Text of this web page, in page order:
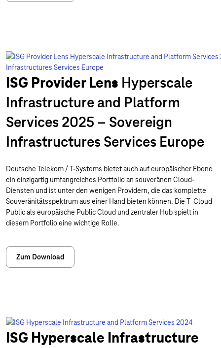
ISG Provider Lens Hyperscale
Infrastructure and Platform
Services 2025 – Sovereign
Infrastructures Services Europe
Deutsche Telekom / T-Systems bietet auch auf europäischer Ebene
ein einzigartig umfangreiches Portfolio an souveränen Cloud-
Diensten und ist unter den wenigen Providern, die das komplette
Souveränitätsspektrum aus einer Hand bieten können. Die T Cloud
Public als europäische Public Cloud und zentraler Hub spielt in
diesem Portfolio eine wichtige Rolle.
Zum Download
ISG Hyperscale Infrastructure